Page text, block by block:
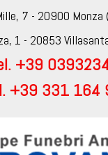
7 - 20900 Monza
1 - 20853
+39
+39 331 164